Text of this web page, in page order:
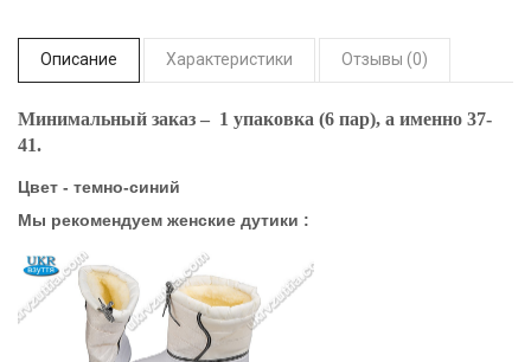
Описание Характеристики Отзывы (0)
Минимальный заказ – 1 упаковка (6 пар), а именно 37-
41.
Цвет - темно-синий
Мы рекомендуем женские дутики :